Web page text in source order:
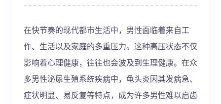
在快节奏的现代都市生活中，男性面临着来自工
作、生活以及家庭的多重压力。这种高压状态不仅
影响着心理健康，往往也会波及到生理健康。在众
多男性泌尿生殖系统疾病中，龟头炎因其发病急、
症状明显、易反复等特点，成为许多男性难以启齿